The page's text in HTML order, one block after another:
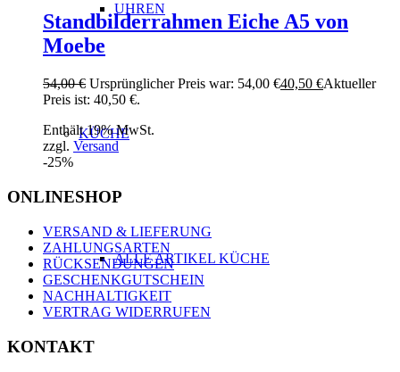
UHREN
KÜCHE
ALLE ARTIKEL KÜCHE
Standbilderrahmen Eiche A5 von
Moebe
54,00€ Ursprünglicher Preis war: 54,00 €40,50 €Aktueller
Preis ist: 40,50 €.
Enthält 19% MwSt.
zzgl. Versand
-25%
ONLINESHOP
VERSAND & LIEFERUNG
ZAHLUNGSARTEN
RÜCKSENDUNGEN
GESCHENKGUTSCHEIN
NACHHALTIGKEIT
VERTRAG WIDERRUFEN
KONTAKT